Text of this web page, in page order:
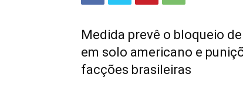
Medida prevê o bloqueio
em solo americano e
facções brasileiras